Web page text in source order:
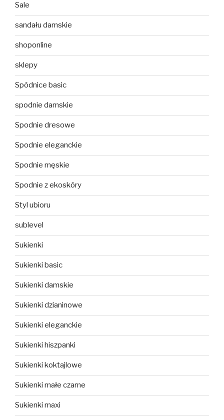
Sale
sandału damskie
shoponline
sklepy
Spódnice basic
spodnie damskie
Spodnie dresowe
Spodnie eleganckie
Spodnie męskie
Spodnie z ekoskóry
Styl ubioru
sublevel
Sukienki
Sukienki basic
Sukienki damskie
Sukienki dzianinowe
Sukienki eleganckie
Sukienki hiszpanki
Sukienki koktajlowe
Sukienki małe czarne
Sukienki maxi